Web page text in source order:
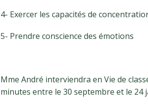
4- Exercer les capacités de
5- Prendre conscience des
Mme André interviendra en Vie de
minutes entre le 30 septembre et le 24